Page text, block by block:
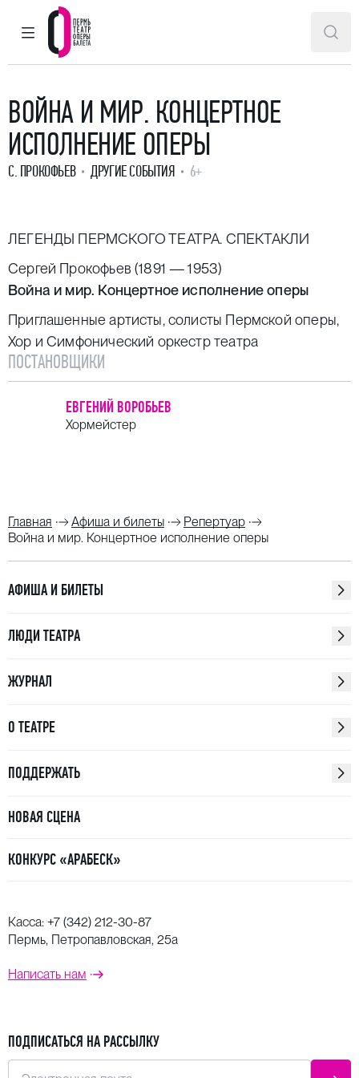
ГЛАВНОЕ МЕНЮ
Пермский театр оперы и балета
ВОЙНА И МИР. КОНЦЕРТНОЕ
ИСПОЛНЕНИЕ ОПЕРЫ
С. ПРОКОФЬЕВ ДРУГИЕ СОБЫТИЯ 6+
ЛЕГЕНДЫ ПЕРМСКОГО ТЕАТРА. СПЕКТАКЛИ
Сергей Прокофьев (1891 — 1953)
Война и мир. Концертное исполнение оперы
Приглашенные артисты, солисты Пермской оперы,
Хор и Симфонический оркестр театра
ПОСТАНОВЩИКИ
ЕВГЕНИЙ ВОРОБЬЕВ
Хормейстер
Главная Афиша и билеты
Репертуар
Война и мир. Концертное исполнение оперы
АФИША И БИЛЕТЫ
ЛЮДИ ТЕАТРА
ЖУРНАЛ
О ТЕАТРЕ
ПОДДЕРЖАТЬ
НОВАЯ СЦЕНА
КОНКУРС «АРАБЕСК»
Касса: +7 (342) 212-30-87
Пермь, Петропавловская, 25а
Написать нам
ПОДПИСАТЬСЯ НА РАССЫЛКУ